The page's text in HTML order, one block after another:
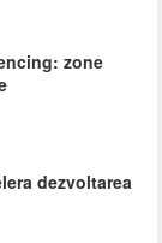
zone
dezvoltarea